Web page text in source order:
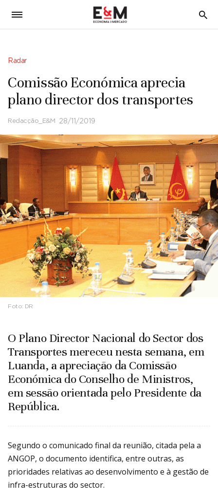
5
Radar
Comissão Económica aprecia
plano director dos transportes
Redacção_E&M 28/11/2019
Foto: DR
O Plano Director Nacional do Sector dos
Transportes mereceu nesta semana, em
Luanda, a apreciação da Comissão
Económica do Conselho de Ministros,
em sessão orientada pelo Presidente da
República.
Segundo o comunicado final da reunião, citada pela a
ANGOP, o documento identifica, entre outras, as
prioridades relativas ao desenvolvimento e à gestão de
infra-estruturas do sector.